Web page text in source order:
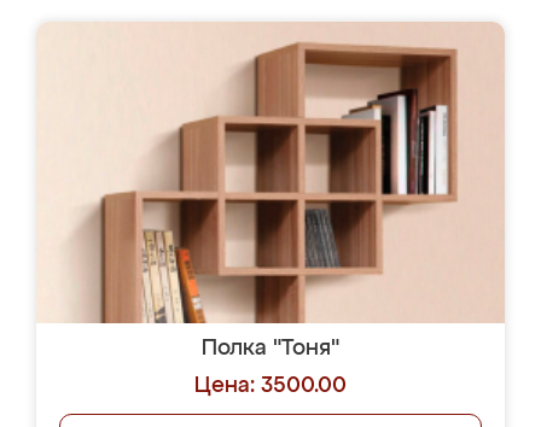
Полка "Тоня"
Цена: 3500.00